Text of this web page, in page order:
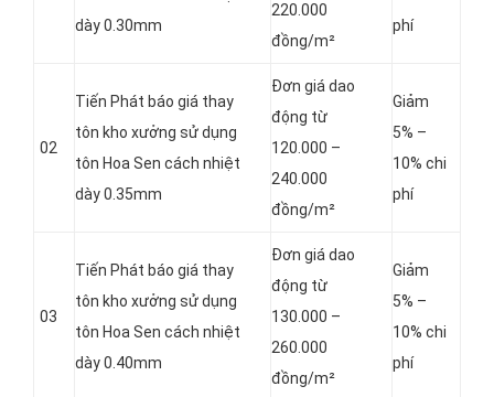
dày 0.30mm
220.000
đồng/m²
phí
02
Tiến Phát báo giá thay
tôn kho xưởng sử dụng
tôn Hoa Sen cách nhiệt
dày 0.35mm
Đơn giá dao
động từ
120.000 –
240.000
đồng/m²
Giảm
5% –
10% chi
phí
03
Tiến Phát báo giá thay
tôn kho xưởng sử dụng
tôn Hoa Sen cách nhiệt
dày 0.40mm
Đơn giá dao
động từ
130.000 –
260.000
đồng/m²
Giảm
5% –
10% chi
phí